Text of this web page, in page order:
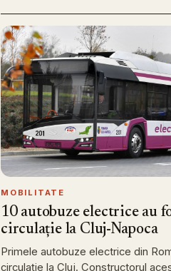
MOBILITATE
10 autobuze electrice au
circulație la Cluj-Napoca
Primele autobuze electrice din
circulație la Cluj. Constructorul